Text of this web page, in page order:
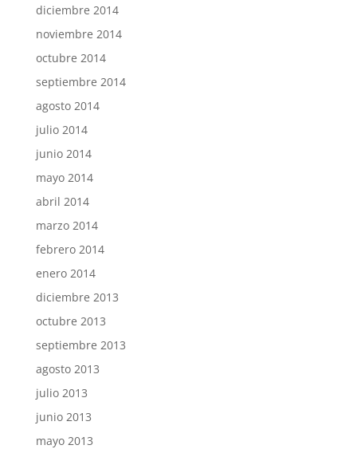
diciembre 2014
noviembre 2014
octubre 2014
septiembre 2014
agosto 2014
julio 2014
junio 2014
mayo 2014
abril 2014
marzo 2014
febrero 2014
enero 2014
diciembre 2013
octubre 2013
septiembre 2013
agosto 2013
julio 2013
junio 2013
mayo 2013